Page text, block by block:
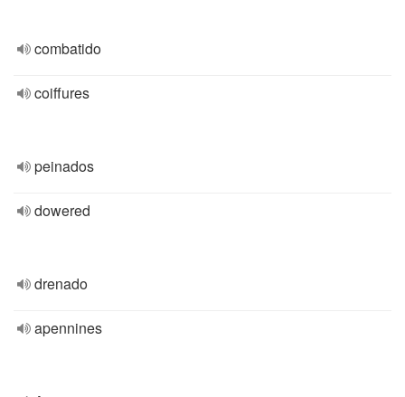
combatido
coiffures
peinados
dowered
drenado
apennines